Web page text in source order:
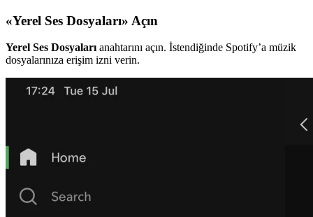
«Yerel Ses Dosyaları» Açın
Yerel Ses Dosyalarıanahtarını açın. İstendiğinde Spotify’a müzik
dosyalarınıza erişim izni verin.